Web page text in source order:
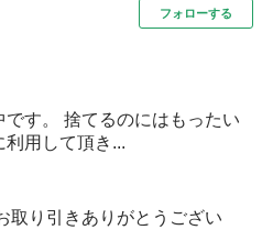
フォローする
す。 捨てるのにはもったい
用して頂き...
取り引きありがとうござい